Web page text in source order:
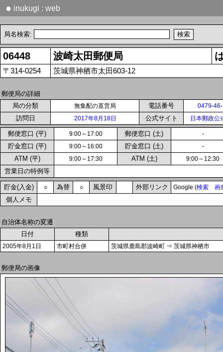
● inukugi : web
局名検索:
06448 波崎太田郵便局
〒314-0254 茨城県神栖市太田603-12
郵便局の詳細
局の分類
無集配の直営局 電話番号 0479-
訪問日 2017年8月18日 公式サイト 日本郵政公
郵便窓口 (平) 9:00～17:00 郵便窓口 (土) -
貯金窓口 (平) 9:00～16:00 貯金窓口 (土) -
ATM (平) 9:00～17:30 ATM (土) 9:00～12:30
営業日の特例等
貯金(入金) ○ 為替 ○ 風景印 外部リンク Google (検索 画
個人メモ
自治体名称の変遷
日付
種類
2005年8月1日 市町村合併 茨城県鹿島郡波崎町 ⇒ 茨城県神栖市
郵便局の画像